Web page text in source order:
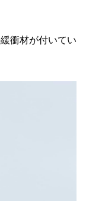
衝材が付いてい